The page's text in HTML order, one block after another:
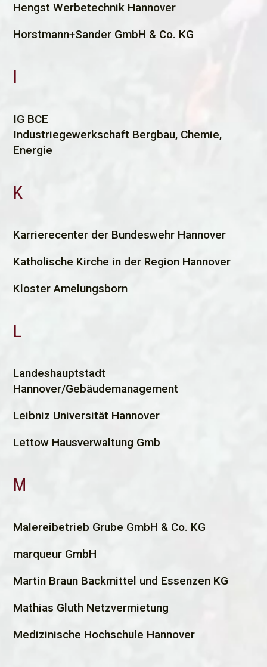
Hengst Werbetechnik Hannover
Horstmann+Sander GmbH & Co. KG
I
IG BCE
Industriegewerkschaft Bergbau, Chemie,
Energie
K
Karrierecenter der Bundeswehr Hannover
Katholische Kirche in der Region Hannover
Kloster Amelungsborn
L
Landeshauptstadt
Hannover/Gebäudemanagement
Leibniz Universität Hannover
Lettow Hausverwaltung Gmb
M
Malereibetrieb Grube GmbH & Co. KG
marqueur GmbH
Martin Braun Backmittel und Essenzen KG
Mathias Gluth Netzvermietung
Medizinische Hochschule Hannover